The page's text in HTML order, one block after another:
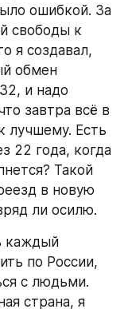
ошибкой. За
свободы к
я создавал,
обмен
и надо
завтра всё в
лучшему. Есть
22 года, когда
Такой
в новую
ли осилю.
каждый
по России,
с людьми.
страна, я